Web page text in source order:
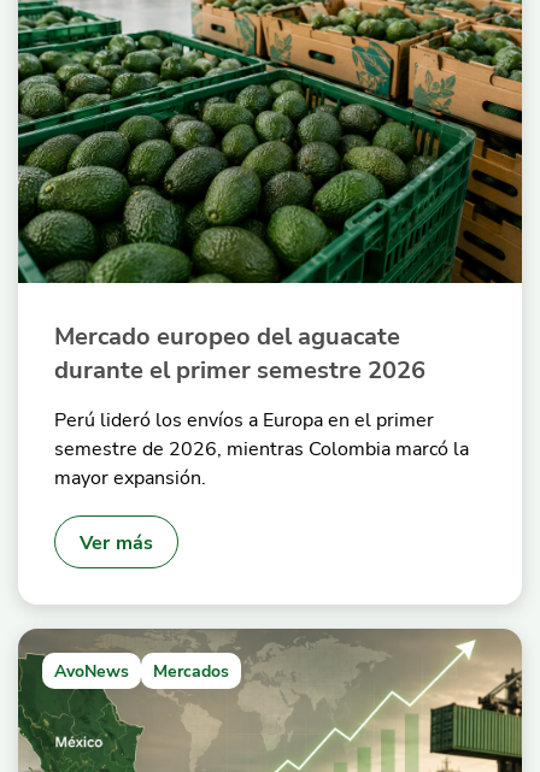
Mercado europeo del aguacate
durante el primer semestre 2026
Perú lideró los envíos a Europa en el primer
semestre de 2026, mientras Colombia marcó la
mayor expansión.
Ver más
AvoNews Mercados